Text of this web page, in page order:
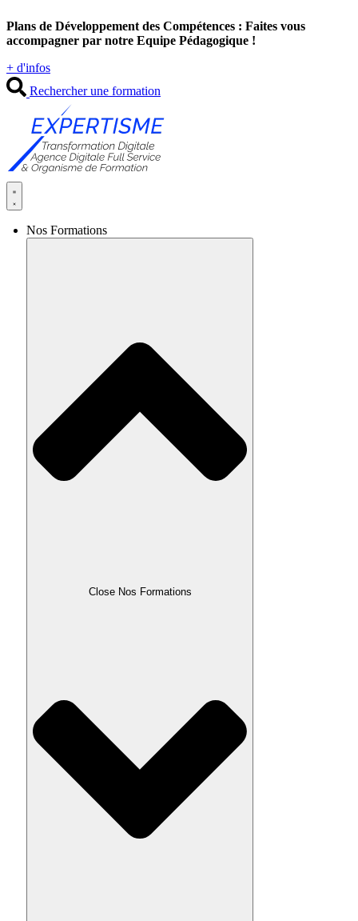
au
contenu
Plans de Développement des Compétences : Faites vous
accompagner par notre Equipe Pédagogique !
+ d'infos
Rechercher une formation
Nos Formations
Close Nos Formations